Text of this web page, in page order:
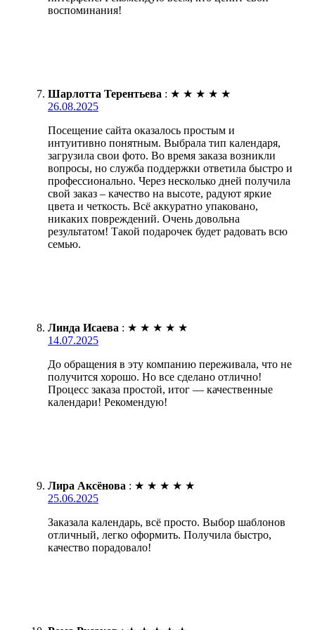
воспоминания!
Шарлотта Терентьева : ★ ★ ★ ★ ★
26.08.2025
Посещение сайта оказалось простым и
интуитивно понятным. Выбрала тип календаря,
загрузила свои фото. Во время заказа возникли
вопросы, но служба поддержки ответила быстро и
профессионально. Через несколько дней получила
свой заказ – качество на высоте, радуют яркие
цвета и четкость. Всё аккуратно упаковано,
никаких повреждений. Очень довольна
результатом! Такой подарочек будет радовать всю
семью.
Линда Исаева : ★ ★ ★ ★ ★
14.07.2025
До обращения в эту компанию переживала, что не
получится хорошо. Но все сделано отлично!
Процесс заказа простой, итог — качественные
календари! Рекомендую!
Лира Аксёнова : ★ ★ ★ ★ ★
25.06.2025
Заказала календарь, всё просто. Выбор шаблонов
отличный, легко оформить. Получила быстро,
качество порадовало!